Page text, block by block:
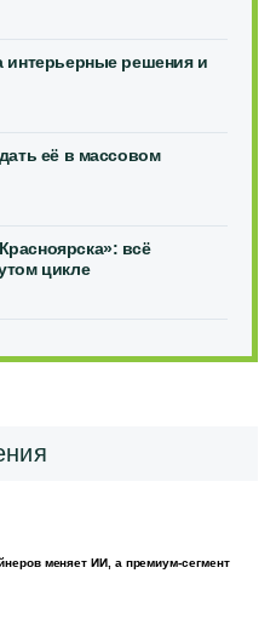
интерьерные решения и
её в массовом
всё
цикле
меняет ИИ, а премиум-сегмент